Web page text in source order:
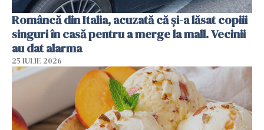
Româncă din Italia, acuzată că și-a lăsat copiii
singuri în casă pentru a merge la mall. Vecinii
au dat alarma
25 IULIE 2026